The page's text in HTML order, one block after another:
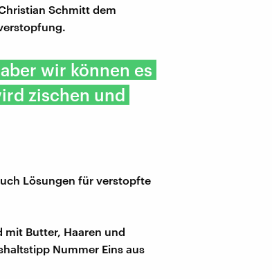
Schmitt dem
wir können es
zischen und
Lösungen für verstopfte
mit Butter, Haaren und
Nummer Eins aus